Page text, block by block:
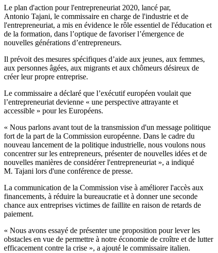
Le plan d'action pour l'entrepreneuriat 2020, lancé par,
Antonio Tajani, le commissaire en charge de l'industrie et de
l'entrepreneuriat, a mis en évidence le rôle essentiel de l'éducation et
de la formation, dans l’optique de favoriser l’émergence de
nouvelles générations d’entrepreneurs.
Il prévoit des mesures spécifiques d’aide aux jeunes, aux femmes,
aux personnes âgées, aux migrants et aux chômeurs désireux de
créer leur propre entreprise.
Le commissaire a déclaré que l’exécutif européen voulait que
l’entrepreneuriat devienne « une perspective attrayante et
accessible » pour les Européens.
« Nous parlons avant tout de la transmission d'un message politique
fort de la part de la Commission européenne. Dans le cadre du
nouveau lancement de la politique industrielle, nous voulons nous
concentrer sur les entrepreneurs, présenter de nouvelles idées et de
nouvelles manières de considérer l'entrepreneuriat », a indiqué
M. Tajani lors d'une conférence de presse.
La communication de la Commission vise à améliorer l'accès aux
financements, à réduire la bureaucratie et à donner une seconde
chance aux entreprises victimes de faillite en raison de retards de
paiement.
« Nous avons essayé de présenter une proposition pour lever les
obstacles en vue de permettre à notre économie de croître et de lutter
efficacement contre la crise », a ajouté le commissaire italien.